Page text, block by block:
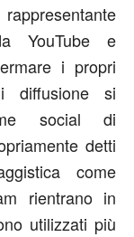
YouTube e
i propri
diffusione si
social di
detti
come
rientrano in
utilizzati più